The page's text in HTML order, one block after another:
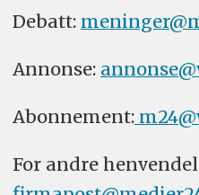
Debatt:
Annonse:
Abonnement:
For andre